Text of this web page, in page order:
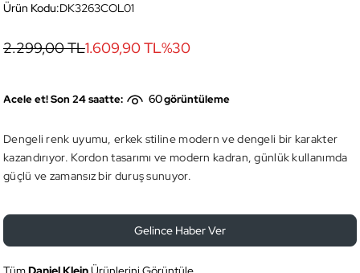
Ürün Kodu:DK3263COL01
2.299,00 TL1.609,90 TL%30
Acele et! Son 24 saatte: 60görüntüleme
Dengeli renk uyumu, erkek stiline modern ve dengeli bir karakter
kazandırıyor. Kordon tasarımı ve modern kadran, günlük kullanımda
güçlü ve zamansız bir duruş sunuyor.
Gelince Haber Ver